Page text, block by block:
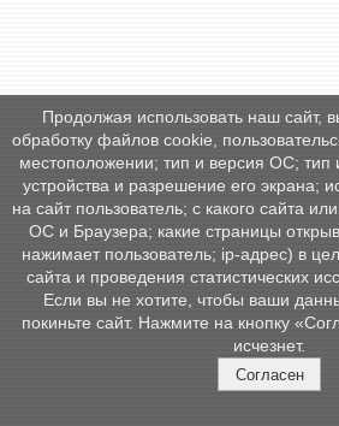
Продолжая использовать наш сайт,
обработку файлов cookie,
местоположении; тип и версия ОС; тип
устройства и разрешение его экрана;
на сайт пользователь; с какого сайта
ОС и Браузера; какие страницы
нажимает пользователь; ip-адрес) в
сайта и проведения статистических
Если вы не хотите, чтобы ваши
покиньте сайт. Нажмите на кнопку
исчезнет.
Согласен